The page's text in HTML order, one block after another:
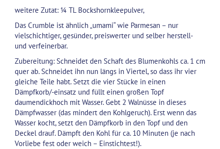
weitere Zutat: ¼ TL Bockshornkleepulver,
Das Crumble ist ähnlich „umami“ wie Parmesan – nur
vielschichtiger, gesünder, preiswerter und selber herstell-
und verfeinerbar.
Zubereitung: Schneidet den Schaft des Blumenkohls ca. 1 cm
quer ab. Schneidet ihn nun längs in Viertel, so dass ihr vier
gleiche Teile habt. Setzt die vier Stücke in einen
Dämpfkorb/-einsatz und füllt einen großen Topf
daumendickhoch mit Wasser. Gebt 2 Walnüsse in dieses
Dämpfwasser (das mindert den Kohlgeruch). Erst wenn das
Wasser kocht, setzt den Dämpfkorb in den Topf und den
Deckel drauf. Dämpft den Kohl für ca. 10 Minuten (je nach
Vorliebe fest oder weich – Einstichtest!).